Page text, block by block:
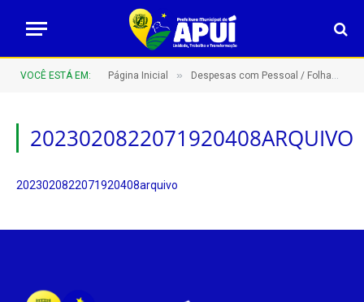
VOCÊ ESTÁ EM: Página Inicial » Despesas com Pessoal / Folhas de Pagamento
2023020822071920408ARQUIVO
2023020822071920408arquivo